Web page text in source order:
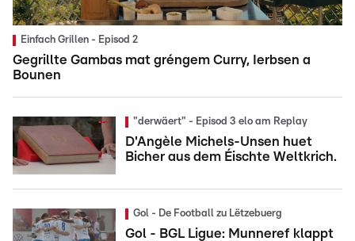
Einfach Grillen - Episod 2
Gegrillte Gambas mat gréngem Curry, Ierbsen a
Bounen
"derwäert" - Episod 3 elo am Replay
D'Angèle Michels-Unsen huet
Bicher aus dem Éischte Weltkrich.
Gol - De Football zu Lëtzebuerg
Gol - BGL Ligue: Munneref klappt